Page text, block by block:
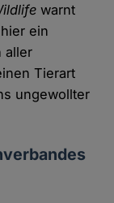
warnt
ein
aller
Tierart
ungewollter